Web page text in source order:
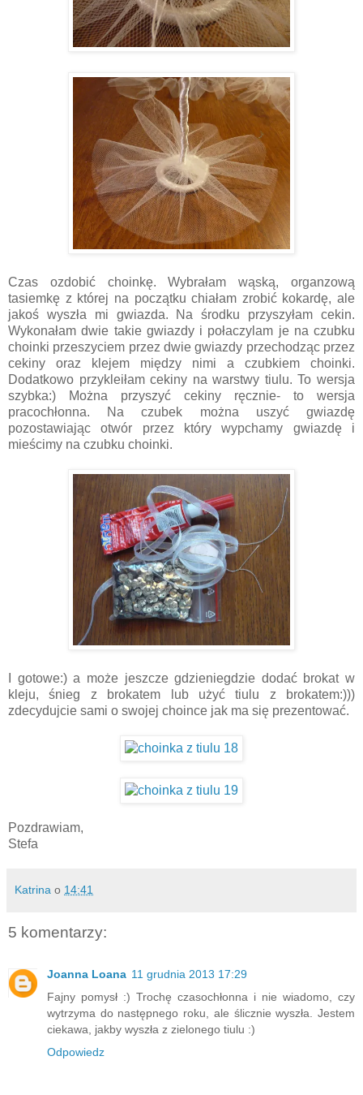
Czas ozdobić choinkę. Wybrałam wąską, organzową
tasiemkę z której na początku chiałam zrobić kokardę, ale
jakoś wyszła mi gwiazda. Na środku przyszyłam cekin.
Wykonałam dwie takie gwiazdy i połaczylam je na czubku
choinki przeszyciem przez dwie gwiazdy przechodząc przez
cekiny oraz klejem między nimi a czubkiem choinki.
Dodatkowo przykleiłam cekiny na warstwy tiulu. To wersja
szybka:) Można przyszyć cekiny ręcznie- to wersja
pracochłonna. Na czubek można uszyć gwiazdę
pozostawiając otwór przez który wypchamy gwiazdę i
mieścimy na czubku choinki.
I gotowe:) a może jeszcze gdzieniegdzie dodać brokat w
kleju, śnieg z brokatem lub użyć tiulu z brokatem:)))
zdecydujcie sami o swojej choince jak ma się prezentować.
Pozdrawiam,
Stefa
Katrina o 14:41
5 komentarzy:
Joanna Loana 11 grudnia 2013 17:29
Fajny pomysł :) Trochę czasochłonna i nie wiadomo, czy
wytrzyma do następnego roku, ale ślicznie wyszła. Jestem
ciekawa, jakby wyszła z zielonego tiulu :)
Odpowiedz